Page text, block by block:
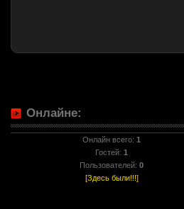
Онлайне:
Онлайн всего: 1
Гостей: 1
Пользователей: 0
[Здесь были!!!]